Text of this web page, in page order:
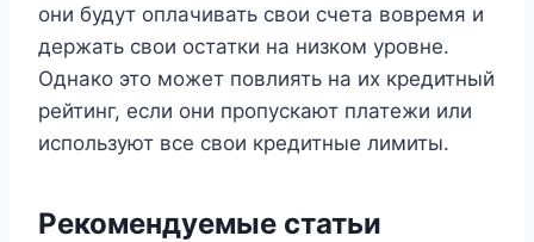
они будут оплачивать свои счета вовремя и
держать свои остатки на низком уровне.
Однако это может повлиять на их кредитный
рейтинг, если они пропускают платежи или
используют все свои кредитные лимиты.
Рекомендуемые статьи